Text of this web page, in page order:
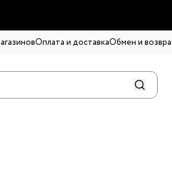
Оплата и доставкаОбмен и